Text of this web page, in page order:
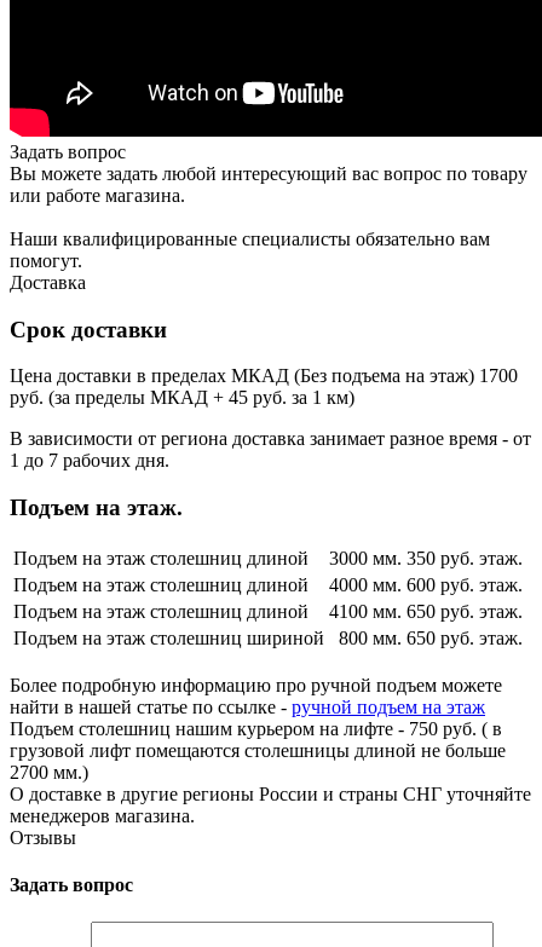
Задать вопрос
Вы можете задать любой интересующий вас вопрос по товару
или работе магазина.
Наши квалифицированные специалисты обязательно вам
помогут.
Доставка
Срок доставки
Цена доставки в пределах МКАД (Без подъема на этаж) 1700
руб. (за пределы МКАД + 45 руб. за 1 км)
В зависимости от региона доставка занимает разное время - от
1 до 7 рабочих дня.
Подъем на этаж.
Подъем на этаж столешниц длиной 3000 мм. 350 руб. этаж.
Подъем на этаж столешниц длиной
4000 мм. 600 руб. этаж.
Подъем на этаж столешниц длиной
4100 мм. 650 руб. этаж.
Подъем на этаж столешниц шириной
800 мм. 650 руб. этаж.
Более подробную информацию про ручной подъем можете
найти в нашей статье по ссылке - ручной подъем на этаж
Подъем столешниц нашим курьером на лифте - 750 руб. ( в
грузовой лифт помещаются столешницы длиной не больше
2700 мм.)
О доставке в другие регионы России и страны СНГ уточняйте
менеджеров магазина.
Отзывы
Задать вопрос